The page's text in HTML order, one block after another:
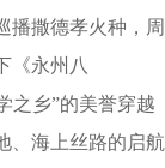
播撒德孝火种，周
《永州八
之乡”的美誉穿越
、海上丝路的启航